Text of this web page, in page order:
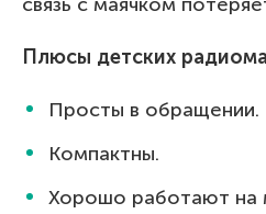
Плюсы детских
Просты в обращении.
Компактны.
Хорошо работают на